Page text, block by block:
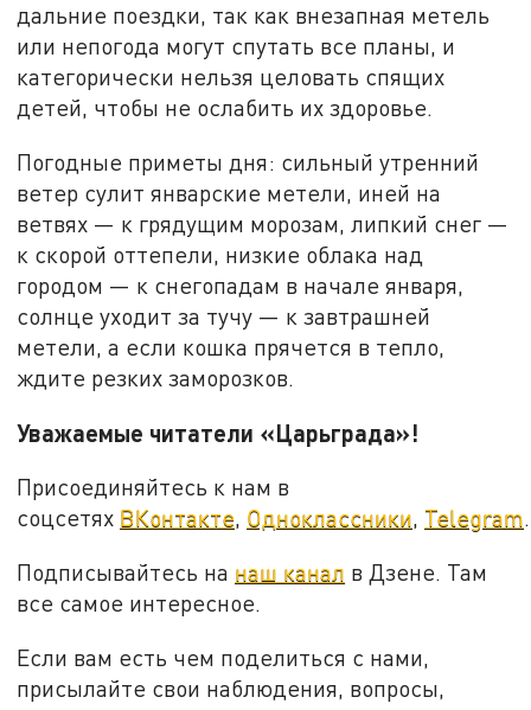
дальние поездки, так как внезапная метель
или непогода могут спутать все планы, и
категорически нельзя целовать спящих
детей, чтобы не ослабить их здоровье.
Погодные приметы дня: сильный утренний
ветер сулит январские метели, иней на
ветвях — к грядущим морозам, липкий снег —
к скорой оттепели, низкие облака над
городом — к снегопадам в начале января,
солнце уходит за тучу — к завтрашней
метели, а если кошка прячется в тепло,
ждите резких заморозков.
Уважаемые читатели «Царьграда»!
Присоединяйтесь к нам в
соцсетях ВКонтакте, Одноклассники, Telegram.
Подписывайтесь на наш канал в Дзене. Там
все самое интересное.
Если вам есть чем поделиться с нами,
присылайте свои наблюдения, вопросы,